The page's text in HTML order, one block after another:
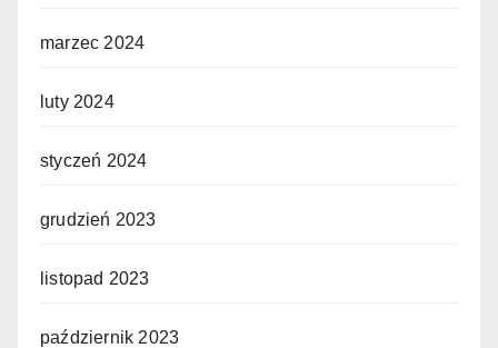
marzec 2024
luty 2024
styczeń 2024
grudzień 2023
listopad 2023
październik 2023